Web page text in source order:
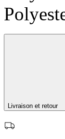
Livraison et retour